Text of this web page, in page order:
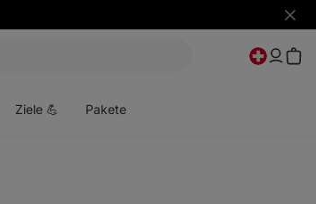
Ziele 💪 Pakete